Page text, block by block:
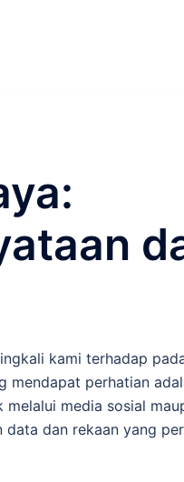
kami terhadap
mendapat perhatian
media sosial
dan rekaan yang